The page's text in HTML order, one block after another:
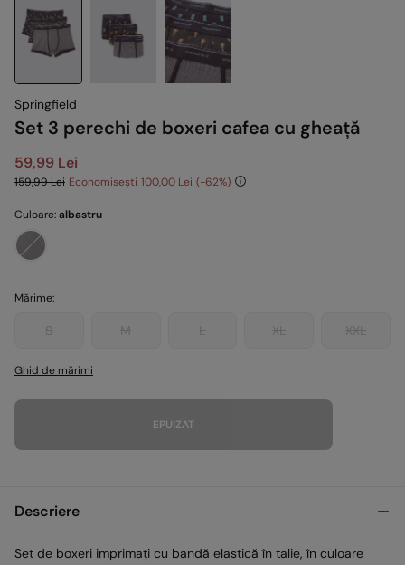
Springfield
Set 3 perechi de boxeri cafea cu gheață
59,99 Lei
159,99 Lei Economisești 100,00 Lei 62
Culoare:albastru
Mărime:
S M L XL XXL
Ghid de mărimi
EPUIZAT
Descriere
Set de boxeri imprimați cu bandă elastică în talie, în culoare